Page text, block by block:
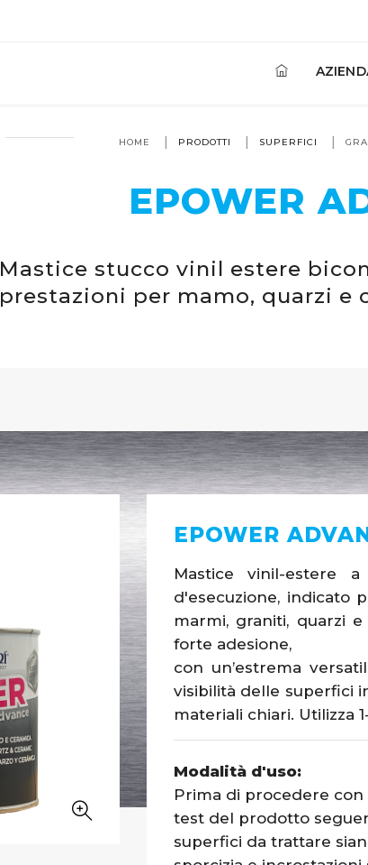
HOME PRODOTTI SUPERFICI
EPOWER
Mastice stucco vinil estere
prestazioni per mamo, quarzi e
EPOWER
Mastice vinil-estere
d'esecuzione, indicato
marmi, graniti, quarzi
forte adesione,
con un’estrema
visibilità delle superfici
materiali chiari. Utilizza
Modalità d'uso:
Prima di procedere
test del prodotto
superfici da trattare